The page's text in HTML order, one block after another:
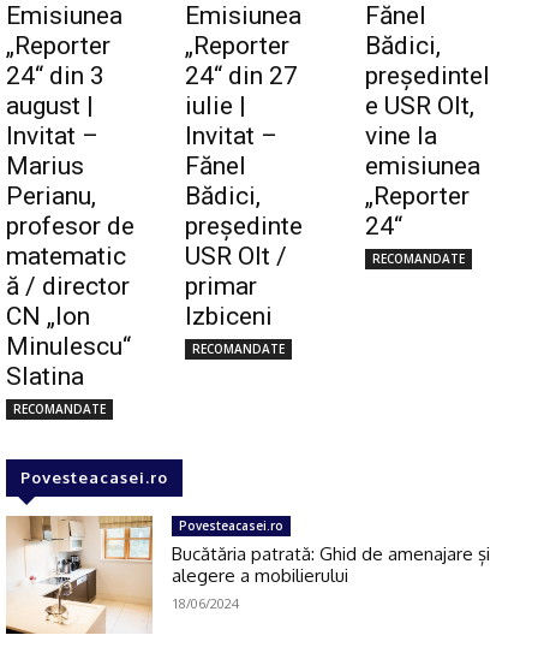
Emisiunea
„Reporter
24“ din 3
august |
Invitat –
Marius
Perianu,
profesor de
matematic
ă / director
CN „Ion
Minulescu“
Slatina
RECOMANDATE
Emisiunea
„Reporter
24“ din 27
iulie |
Invitat –
Fănel
Bădici,
preşedinte
USR Olt /
primar
Izbiceni
RECOMANDATE
Fănel
Bădici,
preşedintel
e USR Olt,
vine la
emisiunea
„Reporter
24“
RECOMANDATE
Povesteacasei.ro
Povesteacasei.ro
Bucătăria patrată: Ghid de amenajare și
alegere a mobilierului
18/06/2024